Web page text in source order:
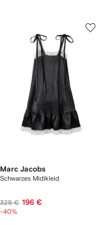
Marc Jacobs
Schwarzes Midikleid
325 € 196 €
-40%